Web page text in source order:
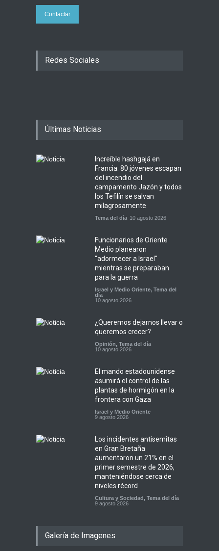
Contactar
Redes Sociales
Últimas Noticias
Increíble hashgajá en
Francia: 80 jóvenes escapan
del incendio del
campamento Jazón y todos
los Tefilín se salvan
milagrosamente
Tema del día 10 agosto 2026
Funcionarios de Oriente
Medio planearon
"adormecer a Israel"
mientras se preparaban
para la guerra
Israel y Medio Oriente, Tema del
día
10 agosto 2026
¿Queremos dejarnos llevar o
queremos crecer?
Opinión, Tema del día
10 agosto 2026
El mando estadounidense
asumirá el control de las
plantas de hormigón en la
frontera con Gaza
Israel y Medio Oriente
9 agosto 2026
Los incidentes antisemitas
en Gran Bretaña
aumentaron un 21% en el
primer semestre de 2026,
manteniéndose cerca de
niveles récord
Cultura y Sociedad, Tema del día
9 agosto 2026
Galería de Imagenes